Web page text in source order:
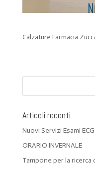
Calzature Farmacia
Articoli recenti
Nuovi Servizi Esami ECG
ORARIO INVERNALE
Tampone per la